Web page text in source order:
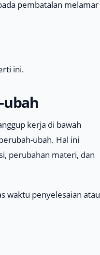
pembatalan melamar
ini.
ubah
kerja di bawah
ubah. Hal ini
perubahan materi, dan
waktu penyelesaian atau